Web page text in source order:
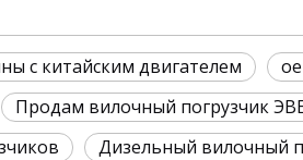
с китайским двигателем
Продам вилочный погрузчик
Дизельный вилочный